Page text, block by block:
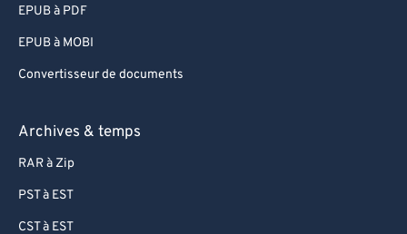
EPUB à PDF
EPUB à MOBI
Convertisseur de documents
Archives & temps
RAR à Zip
PST à EST
CST à EST